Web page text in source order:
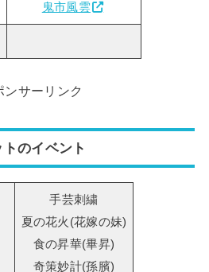
鬼市風雲
ンサーリンク
のイベント
手芸刺繍
夏の花火(花嫁の妹)
食の昇華(畢昇)
奇策妙計(孫臏)